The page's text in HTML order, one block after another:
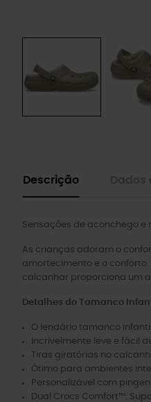
Descrição
Sensações de aconchego e
As crianças adoram o
amortecimento e o
calcanhar proporciona um
Detalhes do Tamanco
O lendário tamanco
Incrivelmente leve e fácil
Tiras giratórias no
Ótimo para ambientes
Personalizável com
Dual Crocs Comfort™: